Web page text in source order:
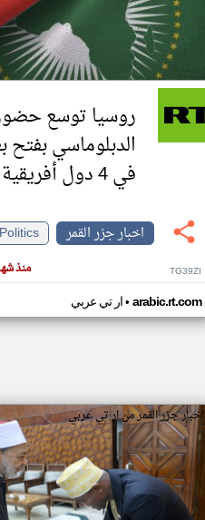
أهم
روسيا توسع
الدبلوماسي
في 4 دول أفريقية
اخبار جزر القمر
Politics
منذ TG39ZI
ار تي عربي• arabic.rt.com
اخبار جزر القمر من ار تي عربي